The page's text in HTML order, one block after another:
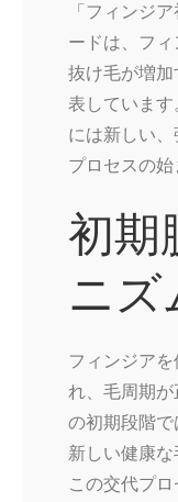
「フィンジ
ードは、フ
抜け毛が増
表していま
には新しい
プロセスの始
初期
ニズ
フィンジア
れ、毛周期
の初期段階で
新しい健康な
この交代プ